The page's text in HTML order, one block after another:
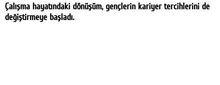
Çalışma hayatındaki dönüşüm, gençlerin kariyer tercihlerini de
değiştirmeye başladı.